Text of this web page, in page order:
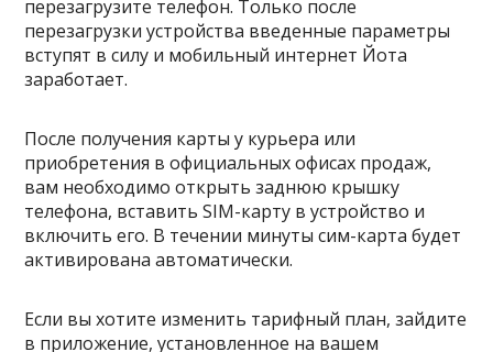
перезагрузите телефон. Только после
перезагрузки устройства введенные параметры
вступят в силу и мобильный интернет Йота
заработает.
После получения карты у курьера или
приобретения в официальных офисах продаж,
вам необходимо открыть заднюю крышку
телефона, вставить SIM-карту в устройство и
включить его. В течении минуты сим-карта будет
активирована автоматически.
Если вы хотите изменить тарифный план, зайдите
в приложение, установленное на вашем